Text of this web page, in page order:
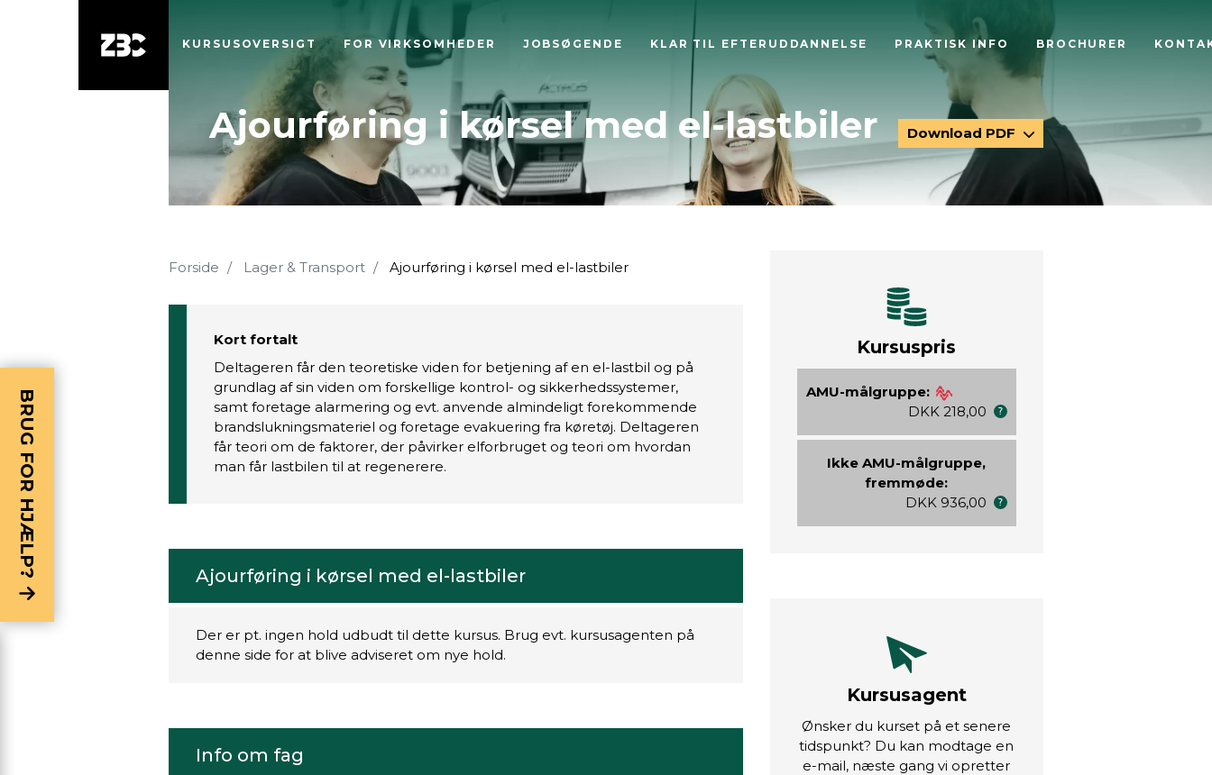
KURSUSOVERSIGT FOR VIRKSOMHEDER JOBSØGENDE KLAR TIL EFTERUDDANNELSE PRAKTISK INFO BROCHURER
Ajourføring i kørsel med el-lastbiler Download PDF
Forside Lager & Transport Ajourføring i kørsel med el-lastbiler
Kort fortalt
Deltageren får den teoretiske viden for betjening af en el-lastbil og på
grundlag af sin viden om forskellige kontrol- og sikkerhedssystemer,
samt foretage alarmering og evt. anvende almindeligt forekommende
brandslukningsmateriel og foretage evakuering fra køretøj. Deltageren
får teori om de faktorer, der påvirker elforbruget og teori om hvordan
man får lastbilen til at regenerere.
Ajourføring i kørsel med el-lastbiler
Der er pt. ingen hold udbudt til dette kursus. Brug evt. kursusagenten på
denne side for at blive adviseret om nye hold.
Info om fag
Kursuspris
AMU-målgruppe:
DKK 218,00
Ikke AMU-målgruppe,
fremmøde:
DKK 936,00
Kursusagent
Ønsker du kurset på et senere
tidspunkt? Du kan modtage en
e-mail, næste gang vi opretter
BRUG FOR HJÆLP?